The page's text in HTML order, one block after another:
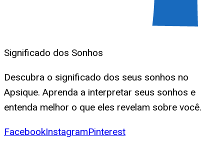
Significado dos Sonhos
Descubra o significado dos seus sonhos no
Apsique. Aprenda a interpretar seus sonhos e
entenda melhor o que eles revelam sobre você.
FacebookInstagramPinterest